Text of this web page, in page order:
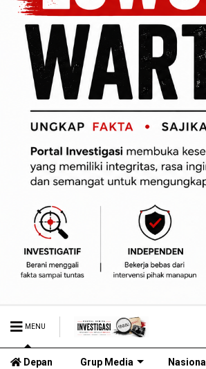
MENU
Depan Grup Media Nasional